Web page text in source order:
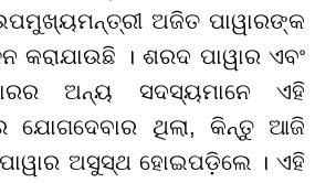
ଅଜିତ ପାୱାରଙ୍କ
କରାଯାଉଛି । ଶରଦ ପାୱାର ଏବଂ
ଅନ୍ୟ ସଦସ୍ୟମାନେ ଏହି
ଯୋଗଦେବାର ଥିଲା, କିନ୍ତୁ ଆଜି
ଅସୁସ୍ଥ ହୋଇପଡ଼ିଲେ । ଏହି